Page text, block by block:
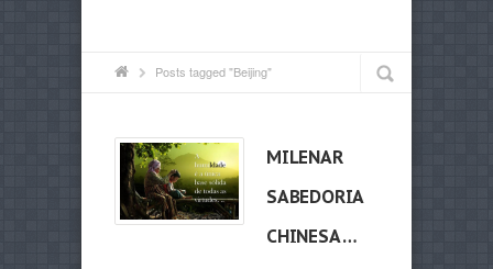
Posts tagged "Beijing"
MILENAR
SABEDORIA
CHINESA …